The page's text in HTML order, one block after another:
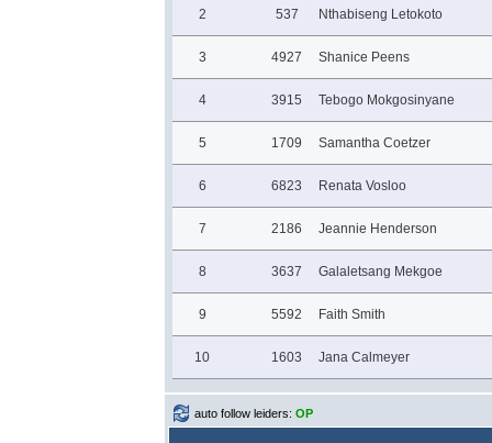
2 537 Nthabiseng Letokoto
3 4927 Shanice Peens
4 3915 Tebogo Mokgosinyane
5 1709 Samantha Coetzer
6 6823 Renata Vosloo
7 2186 Jeannie Henderson
8 3637 Galaletsang Mekgoe
9 5592 Faith Smith
10 1603 Jana Calmeyer
auto follow leiders: OP